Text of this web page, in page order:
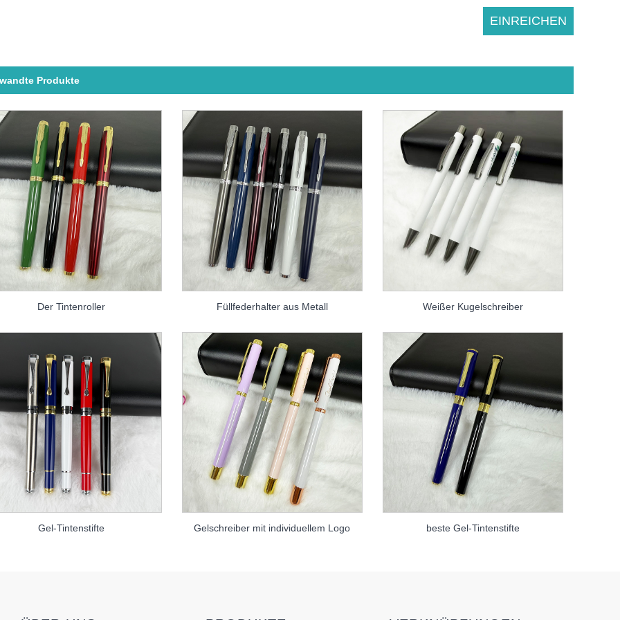
Produkte
Der Tintenroller Füllfederhalter aus Metall Weißer Kugelschreiber
Gel-Tintenstifte Gelschreiber mit individuellem Logo beste Gel-Tintenstifte